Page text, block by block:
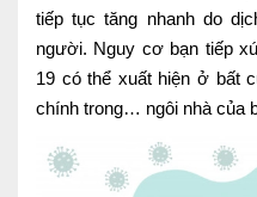
Nội
Ngoại
Sản - Phụ Khoa
Nhi
tiếp tục tăng nhanh do
người. Nguy cơ bạn tiếp
19 có thể xuất hiện ở bất
chính trong… ngôi nhà của